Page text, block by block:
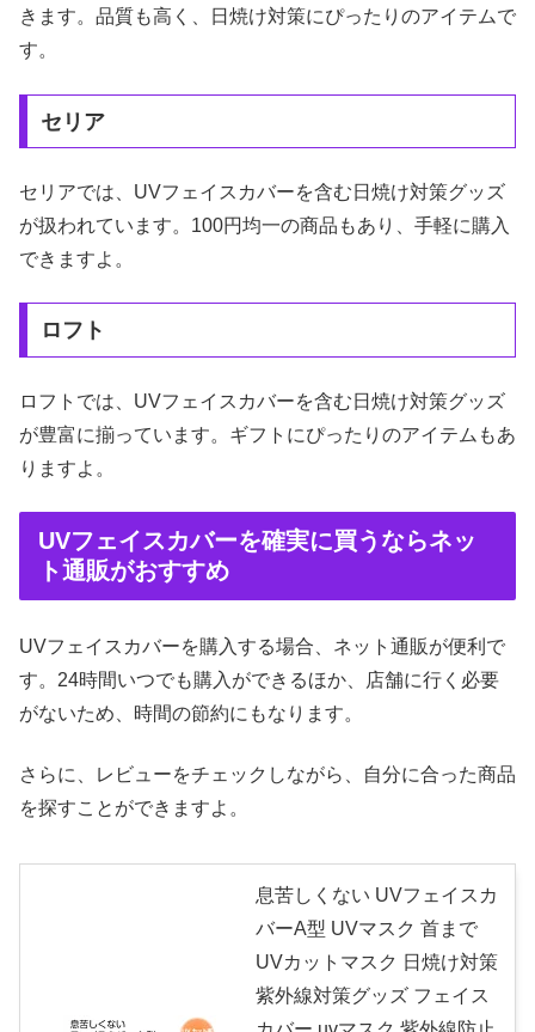
きます。品質も高く、日焼け対策にぴったりのアイテムで
す。
セリア
セリアでは、UVフェイスカバーを含む日焼け対策グッズ
が扱われています。100円均一の商品もあり、手軽に購入
できますよ。
ロフト
ロフトでは、UVフェイスカバーを含む日焼け対策グッズ
が豊富に揃っています。ギフトにぴったりのアイテムもあ
りますよ。
UVフェイスカバーを確実に買うならネッ
ト通販がおすすめ
UVフェイスカバーを購入する場合、ネット通販が便利で
す。24時間いつでも購入ができるほか、店舗に行く必要
がないため、時間の節約にもなります。
さらに、レビューをチェックしながら、自分に合った商品
を探すことができますよ。
息苦しくない UVフェイスカ
バーA型 UVマスク 首まで
UVカットマスク 日焼け対策
紫外線対策グッズ フェイス